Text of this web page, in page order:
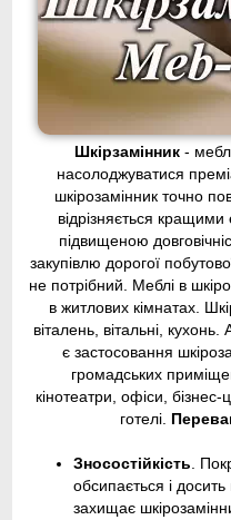
Шкірзамінник -
насолоджуватися
шкірозамінник точно
відрізняється
підвищеною
закупівлю дорогої
не потрібний. Меблі в
в житлових кімнатах.
віталень, вітальні,
є застосовання
громадських
кінотеатри, офіси,
готелі.
Зносостійкість.
обсипається і
захищає